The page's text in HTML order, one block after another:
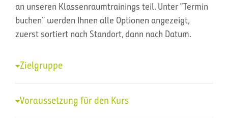
an unseren Klassenraumtrainings teil. Unter “Termin
buchen” werden Ihnen alle Optionen angezeigt,
zuerst sortiert nach Standort, dann nach Datum.
Zielgruppe
Voraussetzung für den Kurs